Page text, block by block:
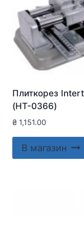
Плиткорез
(HT-0366)
₴ 1,151.00
В магазин